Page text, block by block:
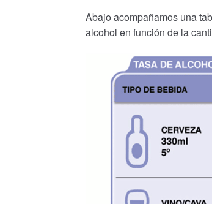
Abajo acompañamos una
alcohol en función de la